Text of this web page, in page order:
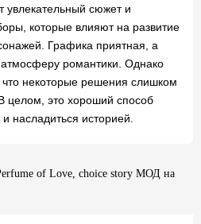
увлекательный сюжет и
которые влияют на развитие
Графика приятная, а
атмосферу романтики. Однако
что некоторые решения слишком
целом, это хороший способ
насладиться историей.
of Love, choice story МОД на